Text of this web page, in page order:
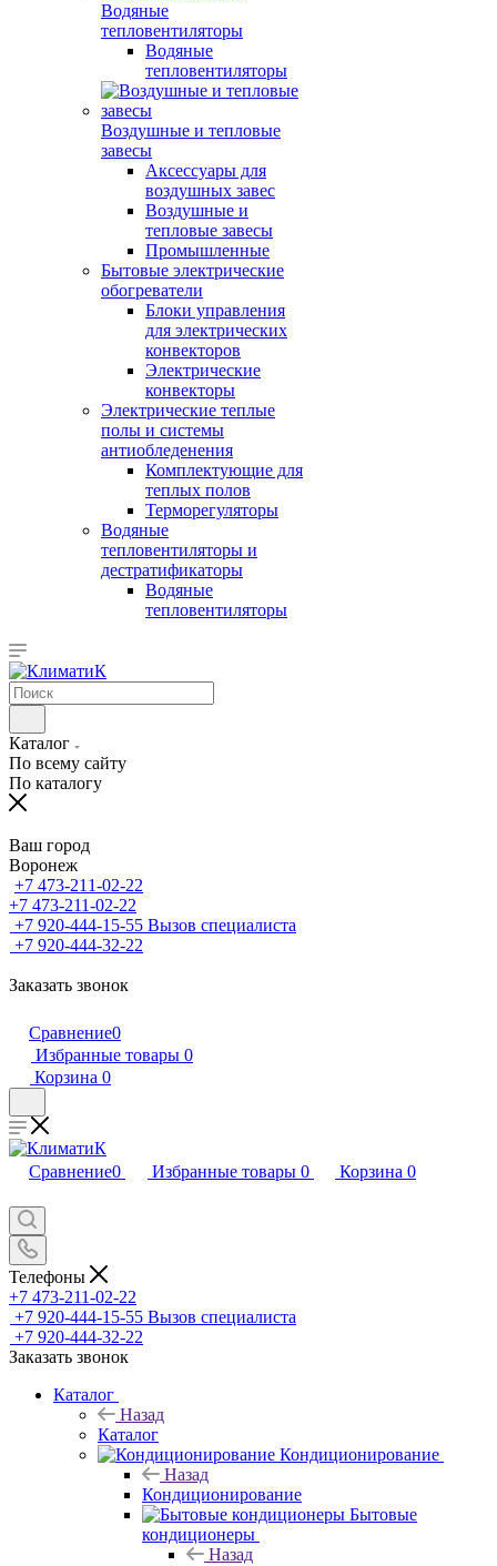
Водяные
тепловентиляторы
Водяные
тепловентиляторы
Воздушные и тепловые
завесы
Аксессуары для
воздушных завес
Воздушные и
тепловые завесы
Промышленные
Бытовые электрические
обогреватели
Блоки управления
для электрических
конвекторов
Электрические
конвекторы
Электрические теплые
полы и системы
антиобледенения
Комплектующие для
теплых полов
Терморегуляторы
Водяные
тепловентиляторы и
дестратификаторы
Водяные
тепловентиляторы
Каталог
По всему сайту
По каталогу
Ваш город
Воронеж
+7 473-211-02-22
+7 473-211-02-22
+7 920-444-15-55 Вызов специалиста
+7 920-444-32-22
Заказать звонок
Сравнение0
Избранные товары 0
Корзина 0
Сравнение0 Избранные товары 0 Корзина 0
Телефоны
+7 473-211-02-22
+7 920-444-15-55 Вызов специалиста
+7 920-444-32-22
Заказать звонок
Каталог
Назад
Каталог
Кондиционирование
Назад
Кондиционирование
Бытовые
кондиционеры
Назад